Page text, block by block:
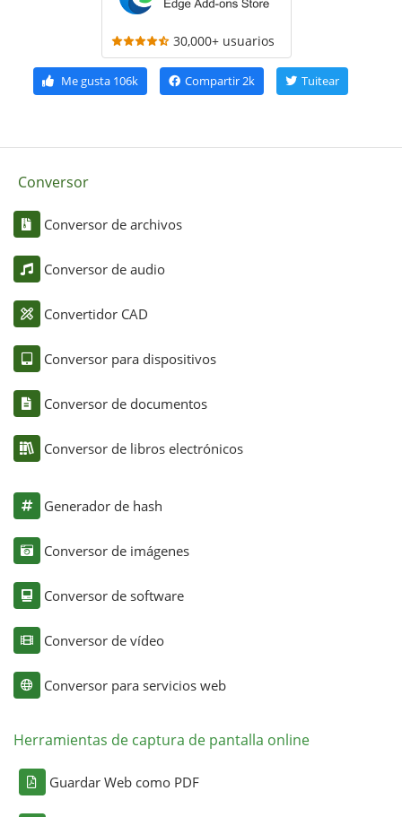
30,000+ usuarios
Me gusta106k Compartir2k Tuitear
Conversor
Conversor de archivos
Conversor de audio
Convertidor CAD
Conversor para dispositivos
Conversor de documentos
Conversor de libros electrónicos
Generador de hash
Conversor de imágenes
Conversor de software
Conversor de vídeo
Conversor para servicios web
Herramientas de captura de pantalla online
Guardar Web como PDF